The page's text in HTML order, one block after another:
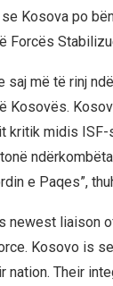
Kosova po
Forcës
saj më të rinj
Kosovës.
kritik midis
e Paqes”,
newest liaison
Kosovo is
nation. Their